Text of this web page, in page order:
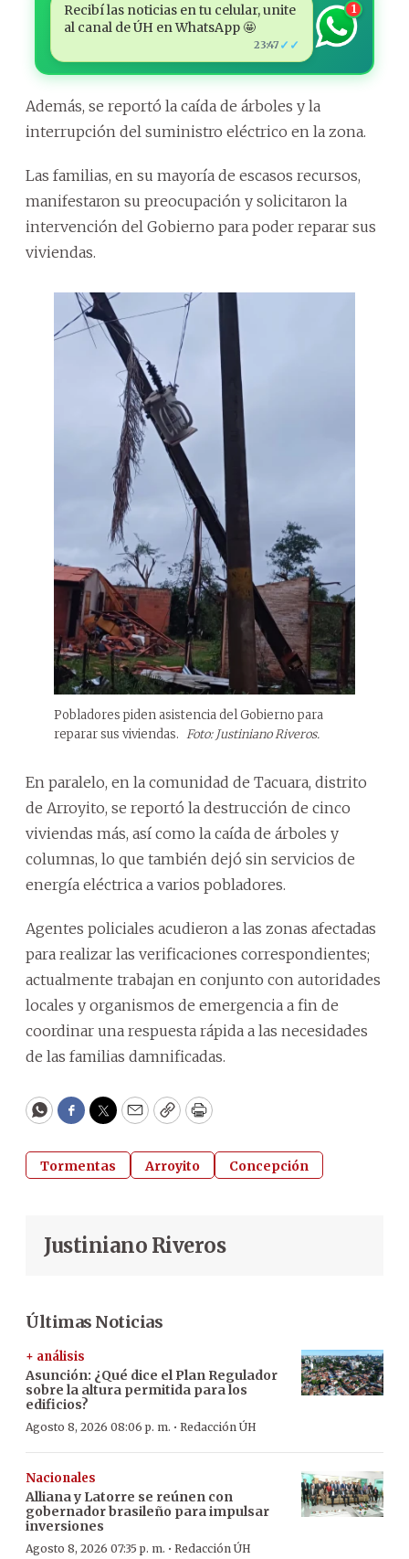
Recibí las noticias en tu celular, unite
al canal de ÚH en WhatsApp 🤩
23:47 ✓✓
1
Además, se reportó la caída de árboles y la
interrupción del suministro eléctrico en la zona.
Las familias, en su mayoría de escasos recursos,
manifestaron su preocupación y solicitaron la
intervención del Gobierno para poder reparar sus
viviendas.
Pobladores piden asistencia del Gobierno para
reparar sus viviendas. Foto: Justiniano Riveros.
En paralelo, en la comunidad de Tacuara, distrito
de Arroyito, se reportó la destrucción de cinco
viviendas más, así como la caída de árboles y
columnas, lo que también dejó sin servicios de
energía eléctrica a varios pobladores.
Agentes policiales acudieron a las zonas afectadas
para realizar las verificaciones correspondientes;
actualmente trabajan en conjunto con autoridades
locales y organismos de emergencia a fin de
coordinar una respuesta rápida a las necesidades
de las familias damnificadas.
WhatsApp
Facebook
Twitter
EmailCopyPrint
Tormentas Arroyito Concepción
Justiniano Riveros
Últimas Noticias
+ análisis
Asunción: ¿Qué dice el Plan Regulador
sobre la altura permitida para los
edificios?
Agosto 8, 2026 08:06 p. m. · Redacción ÚH
Nacionales
Alliana y Latorre se reúnen con
gobernador brasileño para impulsar
inversiones
Agosto 8, 2026 07:35 p. m. · Redacción ÚH